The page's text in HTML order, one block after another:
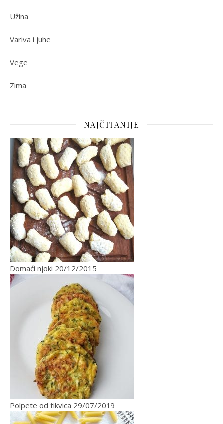
Užina
Variva i juhe
Vege
Zima
NAJČITANIJE
Domaći njoki 20/12/2015
Polpete od tikvica 29/07/2019